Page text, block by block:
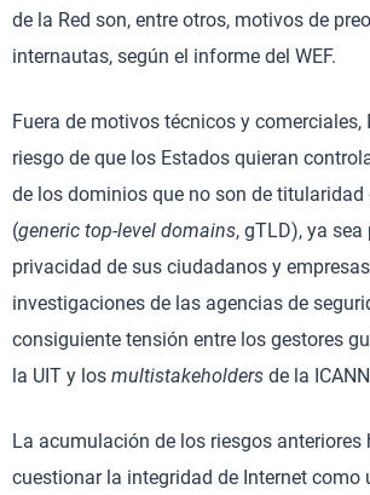
de la Red son, entre otros, motivos de
internautas, según el informe del WEF.
Fuera de motivos técnicos y comerciales,
riesgo de que los Estados quieran
de los dominios que no son de titularidad
(generic top-level domains, gTLD), ya
privacidad de sus ciudadanos y
investigaciones de las agencias de
consiguiente tensión entre los gestores
la UIT y los multistakeholders de la
La acumulación de los riesgos anteriores
cuestionar la integridad de Internet como